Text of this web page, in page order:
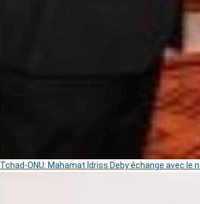
Tchad-ONU: Mahamat Idriss Deby échange avec le